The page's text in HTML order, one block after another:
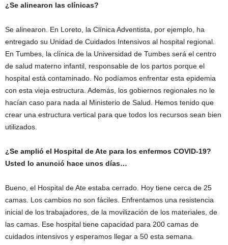
¿Se alinearon las clínicas?
Se alinearon. En Loreto, la Clínica Adventista, por ejemplo, ha
entregado su Unidad de Cuidados Intensivos al hospital regional.
En Tumbes, la clínica de la Universidad de Tumbes será el centro
de salud materno infantil, responsable de los partos porque el
hospital está contaminado. No podíamos enfrentar esta epidemia
con esta vieja estructura. Además, los gobiernos regionales no le
hacían caso para nada al Ministerio de Salud. Hemos tenido que
crear una estructura vertical para que todos los recursos sean bien
utilizados.
¿Se amplió el Hospital de Ate para los enfermos COVID-19?
Usted lo anunció hace unos días…
Bueno, el Hospital de Ate estaba cerrado. Hoy tiene cerca de 25
camas. Los cambios no son fáciles. Enfrentamos una resistencia
inicial de los trabajadores, de la movilización de los materiales, de
las camas. Ese hospital tiene capacidad para 200 camas de
cuidados intensivos y esperamos llegar a 50 esta semana.